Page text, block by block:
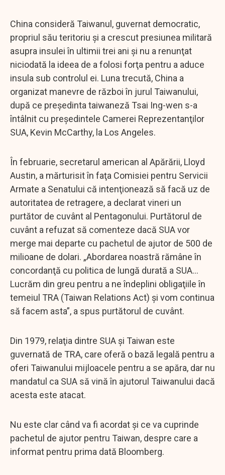
China consideră Taiwanul, guvernat democratic,
propriul său teritoriu şi a crescut presiunea militară
asupra insulei în ultimii trei ani şi nu a renunţat
niciodată la ideea de a folosi forţa pentru a aduce
insula sub controlul ei. Luna trecută, China a
organizat manevre de război în jurul Taiwanului,
după ce preşedinta taiwaneză Tsai Ing-wen s-a
întâlnit cu preşedintele Camerei Reprezentanţilor
SUA, Kevin McCarthy, la Los Angeles.
În februarie, secretarul american al Apărării, Lloyd
Austin, a mărturisit în faţa Comisiei pentru Servicii
Armate a Senatului că intenţionează să facă uz de
autoritatea de retragere, a declarat vineri un
purtător de cuvânt al Pentagonului. Purtătorul de
cuvânt a refuzat să comenteze dacă SUA vor
merge mai departe cu pachetul de ajutor de 500 de
milioane de dolari. „Abordarea noastră rămâne în
concordanţă cu politica de lungă durată a SUA…
Lucrăm din greu pentru a ne îndeplini obligaţiile în
temeiul TRA (Taiwan Relations Act) şi vom continua
să facem asta”, a spus purtătorul de cuvânt.
Din 1979, relaţia dintre SUA şi Taiwan este
guvernată de TRA, care oferă o bază legală pentru a
oferi Taiwanului mijloacele pentru a se apăra, dar nu
mandatul ca SUA să vină în ajutorul Taiwanului dacă
acesta este atacat.
Nu este clar când va fi acordat şi ce va cuprinde
pachetul de ajutor pentru Taiwan, despre care a
informat pentru prima dată Bloomberg.